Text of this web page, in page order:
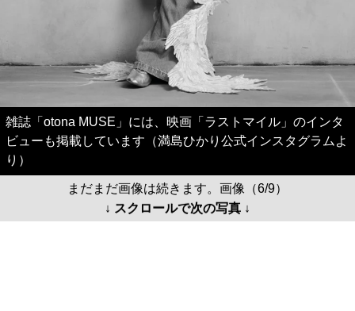
雑誌「otona MUSE」には、映画「ラストマイル」のインタ
ビューも掲載しています（満島ひかり公式インスタグラムよ
り）
まだまだ画像は続きます。画像（6/9）
↓ スクロールで次の写真 ↓